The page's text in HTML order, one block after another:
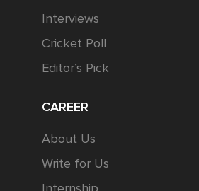
Interviews
Cricket Poll
Editor’s Pick
CAREER
About Us
Write for Us